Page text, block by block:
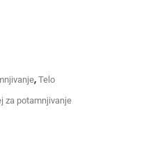
, Telo
za potamnjivanje